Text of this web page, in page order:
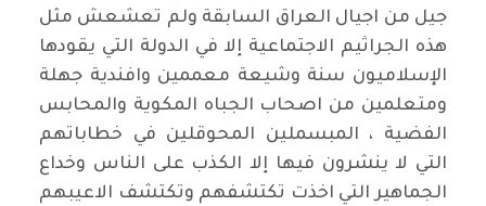
جيل من اجيال العراق السابقة ولم تعشعش مثل
هذه الجراثيم الاجتماعية إلا في الدولة التي يقودها
الإسلاميون سنة وشيعة معممين وافندية جهلة
ومتعلمين من اصحاب الجباه المكوية والمحابس
الفضية ، المبسملين المحوقلين في خطاباتهم
التي لا ينشرون فيها إلا الكذب على الناس وخداع
الجماهير التي اخذت تكتشفهم وتكتشف الاعيبهم